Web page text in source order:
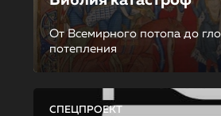
От Всемирного потопа до
потепления
СПЕЦПРОЕКТ